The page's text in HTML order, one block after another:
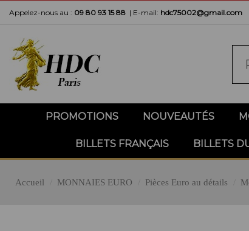
Appelez-nous au : 09 80 93 15 88 | E-mail: hdc75002@gmail.com
PROMOTIONS NOUVEAUTÉS
BILLETS FRANÇAIS BILLETS
Accueil MONNAIES EURO Pièces Euro au détails